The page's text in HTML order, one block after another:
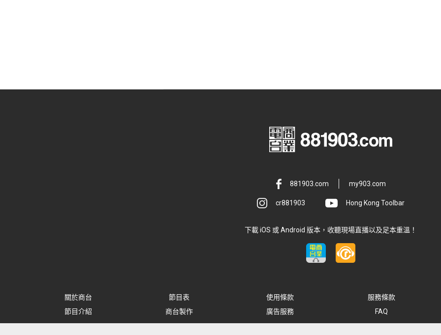
881903.com my903.com
cr881903 Hong Kong Toolbar
下載 iOS 或 Android 版本，收聽現場直播以及足本重溫！
關於商台 節目表 使用條款
服務條款
節目介紹
商台製作 廣告服務 FAQ